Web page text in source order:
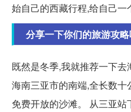
始自己的西藏行程,给自己一
分享一下你们的旅游攻
既然是冬季,我就推荐一下
海南三亚市的南端,全长数
免费开放的沙滩。 从三亚站